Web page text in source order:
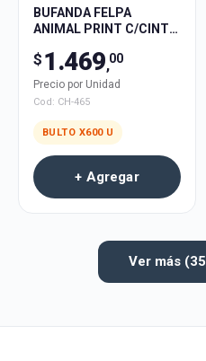
BUFANDA FELPA
ANIMAL PRINT C/CINTA
$ 1.469,00
Precio por Unidad
Cod: CH-465
BULTO X600 U
+ Agregar
Ver más (35